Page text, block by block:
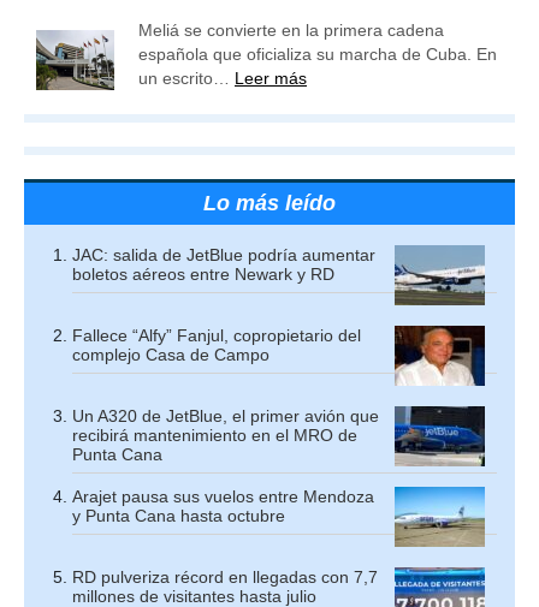
Meliá se convierte en la primera cadena
española que oficializa su marcha de Cuba. En
un escrito… Leer más
Lo más leído
JAC: salida de JetBlue podría aumentar
boletos aéreos entre Newark y RD
Fallece “Alfy” Fanjul, copropietario del
complejo Casa de Campo
Un A320 de JetBlue, el primer avión que
recibirá mantenimiento en el MRO de
Punta Cana
Arajet pausa sus vuelos entre Mendoza
y Punta Cana hasta octubre
RD pulveriza récord en llegadas con 7,7
millones de visitantes hasta julio